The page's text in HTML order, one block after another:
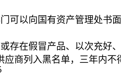
可以向国有资产管理处书
存在假冒产品、以次充好
商列入黑名单，三年内不